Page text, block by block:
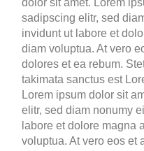
sadipscing elitr, sed
invidunt ut labore et
diam voluptua. At vero
dolores et ea rebum.
takimata sanctus est
Lorem ipsum dolor sit
elitr, sed diam nonumy
labore et dolore magna
voluptua. At vero eos et